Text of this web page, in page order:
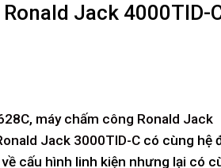
Jack 4000TID-
, máy chấm công Ronald Jack
Jack 3000TID-C có cùng hệ
cấu hình linh kiện nhưng lại có